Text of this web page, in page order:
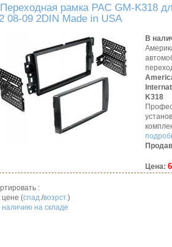
рамка PAC GM-K318
08-09 2DIN Made in USA
В
K318
Цена:
:
цене (спад./возрст.)
наличию на складе